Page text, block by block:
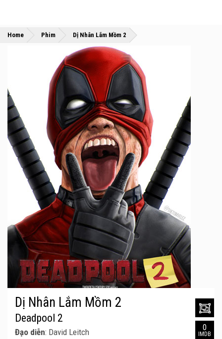
Home »
Phim »
Dị Nhân Lắm Mồm 2
Dị Nhân Lắm Mồm 2
Deadpool 2
Đạo diễn: David Leitch
0
IMDB